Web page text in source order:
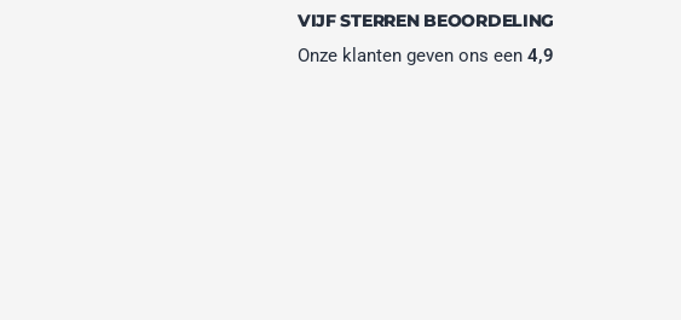
VIJF STERREN BEOORDELING
Onze klanten geven ons een4,9